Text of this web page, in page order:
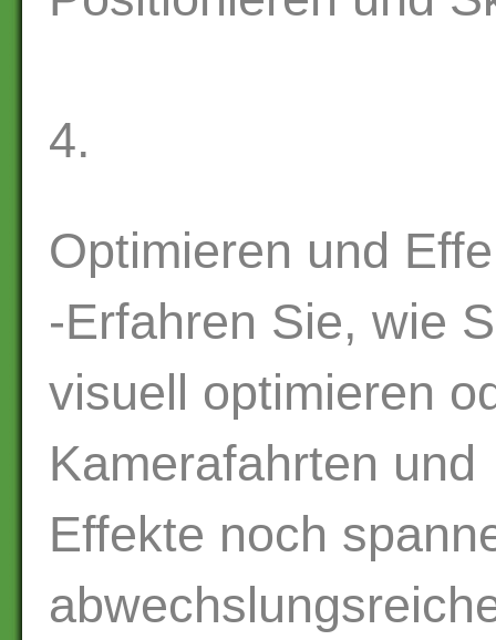
4.
Optimieren und
-Erfahren Sie, wie
visuell optimieren
Kamerafahrten und
Effekte noch